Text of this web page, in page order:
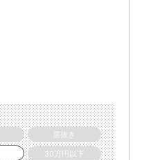
居抜き
30万円以下